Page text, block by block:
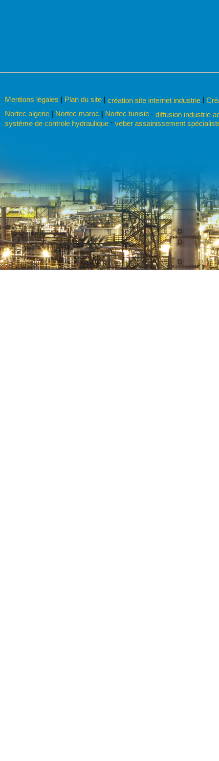
Mentions légales | Plan du site | création site internet industrie |
Nortec algerie | Nortec maroc | Nortec tunisie - diffusion industrie
système de controle hydraulique - veber assainissement